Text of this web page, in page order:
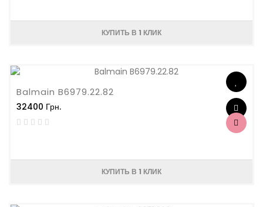
КУПИТЬ В 1 КЛИК
Balmain B6979.22.82
32400 Грн.
КУПИТЬ В 1 КЛИК